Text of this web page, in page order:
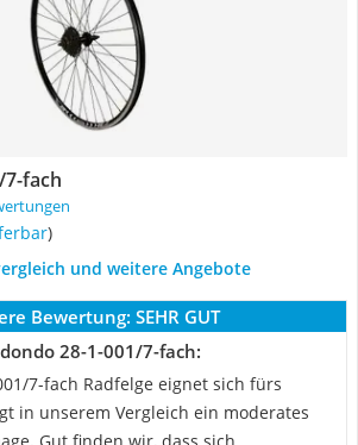
7-fach
)
und weitere Angebote
Bewertung: SEHR GUT
28-1-001/7-fach:
7-fach Radfelge eignet sich fürs
in unserem Vergleich ein moderates